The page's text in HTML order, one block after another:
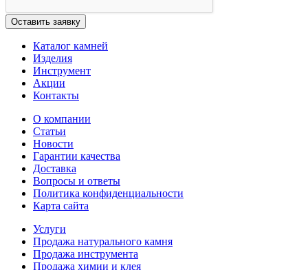
Каталог камней
Изделия
Инструмент
Акции
Контакты
О компании
Статьи
Новости
Гарантии качества
Доставка
Вопросы и ответы
Политика конфиденциальности
Карта сайта
Услуги
Продажа натурального камня
Продажа инструмента
Продажа химии и клея